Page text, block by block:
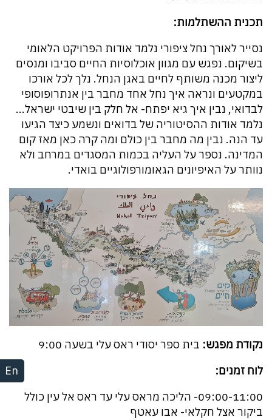
En
תכנית ההשתלמות:
נסייר לאורך נחל ציפורי נלמד אודות הפרויקט הלאומי
בשיקום. נפגש עם מגוון אוכלוסיות החיים סביבו ומנסים
ליצור מכנה משותף לחיים באגן הנחל. נלך לכל אורכו
במקטעים ונראה איך נחל אחד מחבר בין אנתרופוסופי
לבדואי, נבין איך גיא יפתח- אל חלק בין שיבטי ישראל...
נלמד אודות ההסיטוריה של בדואים ונשמע כיצד הגיעו
עד הנה. נבין מה מחבר בין כולם ומה קרה כאן מאז קום
המדינה. נספר על העליה בכמות המסגדים במרחב ולא
נוותר על האיפיונים הגאומורפולוגיים בואדי.
נקודת מפגש: בית ספר יסודי ראס עלי בשעה 9:00
לוח זמנים:
09:00-11:00- הליכה מראס עלי עד ראס אל עין כולל
ביקור אצל חקלאי- אבו עאטף